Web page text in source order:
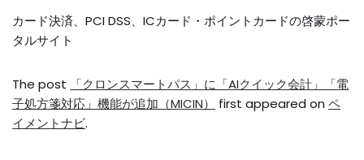
カード決済、PCI DSS、ICカード・ポイントカードの啓蒙ポー
タルサイト
The post
「クロンスマートパス」に「AIクイック会計」「電
子処方箋対応」機能が追加（MICIN）
first appeared on ペ
イメントナビ.